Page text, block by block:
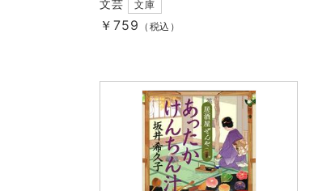
文芸 文庫
￥759 （税込）